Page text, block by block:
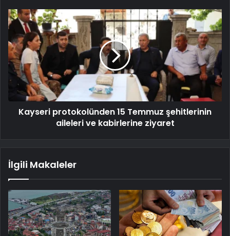
Kayseri protokolünden 15 Temmuz şehitlerinin
aileleri ve kabirlerine ziyaret
İlgili Makaleler